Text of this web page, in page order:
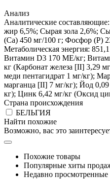
Анализ
Аналитические
жир 6,5%; Сырая зола 2,6%;
(Са) 450 мг/100 г; Фосфор (P)
Метаболическая энергия:
Витамин D3 170 МЕ/кг;
кг (Карбонат железа [II] 3,29
меди пентагидрат 1 мг/кг);
марганца [II] 7 мг/кг); Йод
кг); Цинк 6,42 мг/кг (Оксид
Страна происхождения
БЕЛЬГИЯ
Найти похожие
Возможно, вас это
Похожие товары
Популярные хиты
Недавно просмотренные